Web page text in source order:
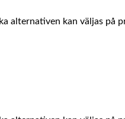
alternativen kan väljas på